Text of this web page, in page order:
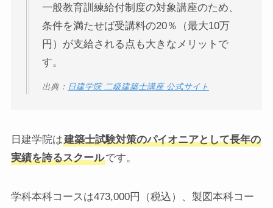
一般教育訓練給付制度の対象講座のため、
条件を満たせば受講料の20％（最大10万
円）が支給される点も大きなメリットで
す。
出典： 日建学院 二級建築士講座 公式サイト
日建学院は建築士試験対策のパイオニアとして長年の
実績を誇るスクールです。
学科本科コースは473,000円（税込）、製図本科コー